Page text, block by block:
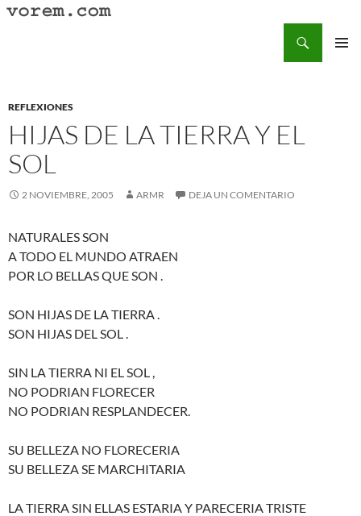
Saltar
REFLEXIONES
HIJAS DE LA TIERRA Y EL
SOL
2 NOVIEMBRE, 2005 ARMR DEJA UN COMENTARIO
NATURALES SON
A TODO EL MUNDO ATRAEN
POR LO BELLAS QUE SON .
SON HIJAS DE LA TIERRA .
SON HIJAS DEL SOL .
SIN LA TIERRA NI EL SOL ,
NO PODRIAN FLORECER
NO PODRIAN RESPLANDECER.
SU BELLEZA NO FLORECERIA
SU BELLEZA SE MARCHITARIA
LA TIERRA SIN ELLAS ESTARIA Y PARECERIA TRISTE